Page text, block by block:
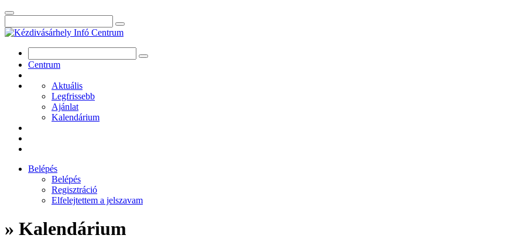
Centrum
Aktuális
Legfrissebb
Ajánlat
Kalendárium
Belépés
Belépés
Regisztráció
Elfelejtettem a jelszavam
» Kalendárium